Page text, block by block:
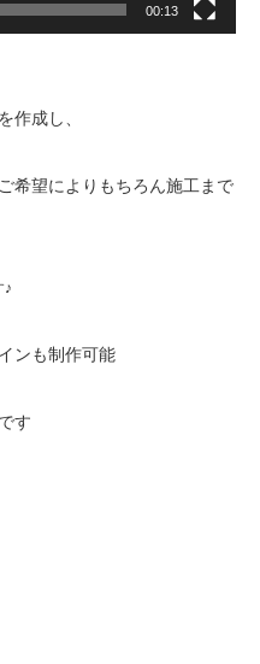
00:13
作成し、
希望によりもちろん施工まで
♪
ンも制作可能
す